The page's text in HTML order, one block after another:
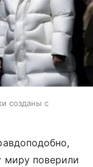
созданы с
миру поверили